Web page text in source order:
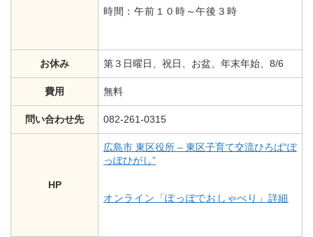
時間：午前１０時～午後３時
お休み 第３日曜日、祝日、お盆、年末年始、8/6
費用 無料
問い合わせ先 082-261-0315
HP
広島市 東区役所 – 東区子育て交流ひろば“ぽ
っぽひがし”
オンライン「ぽっぽでおしゃべり」詳細